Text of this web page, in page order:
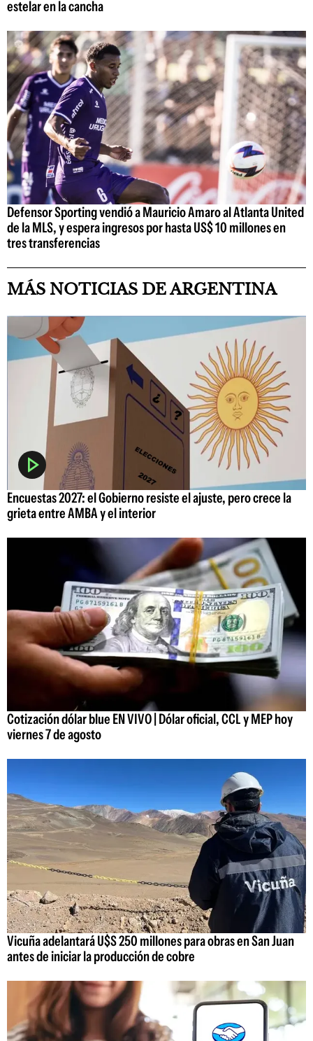
estelar en la cancha
Defensor Sporting vendió a Mauricio Amaro al Atlanta United
de la MLS, y espera ingresos por hasta US$ 10 millones en
tres transferencias
MÁS NOTICIAS DE ARGENTINA
Encuestas 2027: el Gobierno resiste el ajuste, pero crece la
grieta entre AMBA y el interior
Cotización dólar blue EN VIVO | Dólar oficial, CCL y MEP hoy
viernes 7 de agosto
Vicuña adelantará U$S 250 millones para obras en San Juan
antes de iniciar la producción de cobre